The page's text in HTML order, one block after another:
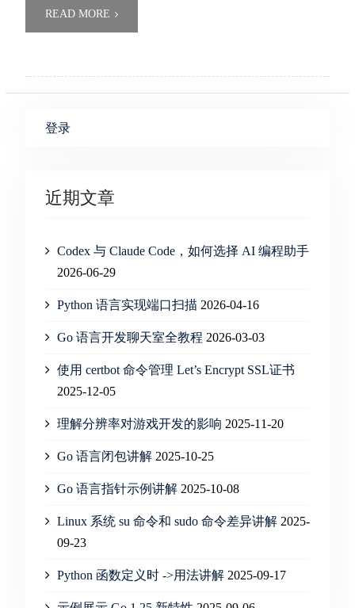
READ MORE
登录
近期文章
Codex 与 Claude Code，如何选择 AI 编程助手
2026-06-29
Python 语言实现端口扫描 2026-04-16
Go 语言开发聊天室全教程 2026-03-03
使用 certbot 命令管理 Let’s Encrypt SSL证书
2025-12-05
理解分辨率对游戏开发的影响 2025-11-20
Go 语言闭包讲解 2025-10-25
Go 语言指针示例讲解 2025-10-08
Linux 系统 su 命令和 sudo 命令差异讲解 2025-
09-23
Python 函数定义时 ->用法讲解 2025-09-17